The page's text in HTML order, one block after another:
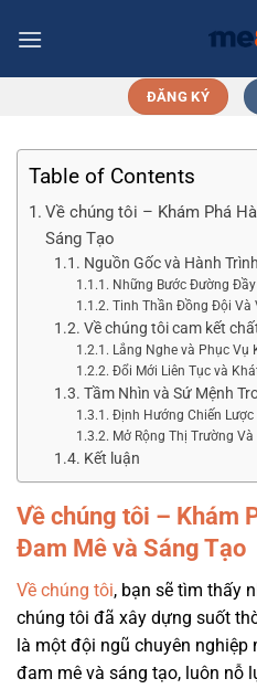
đến
ĐĂNG KÝ
Table of Contents
Về chúng tôi – Khám Phá
Sáng Tạo
Nguồn Gốc và Hành
Những Bước Đường
Tinh Thần Đồng Đội Và
Về chúng tôi cam kết
Lắng Nghe và Phục Vụ
Đổi Mới Liên Tục và
Tầm Nhìn và Sứ Mệnh
Định Hướng Chiến Lược
Mở Rộng Thị Trường
Kết luận
Về chúng tôi – Khám
Đam Mê và Sáng Tạo
Về chúng tôi, bạn sẽ tìm thấy
chúng tôi đã xây dựng suốt
là một đội ngũ chuyên
đam mê và sáng tạo, luôn nỗ